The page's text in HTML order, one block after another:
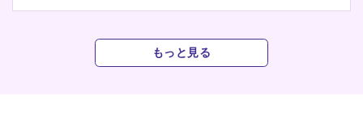
もっと見る